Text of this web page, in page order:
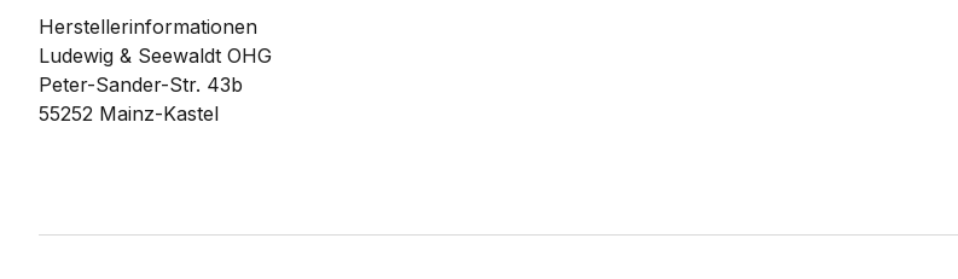
Herstellerinformationen
Ludewig & Seewaldt OHG
Peter-Sander-Str. 43b
55252 Mainz-Kastel